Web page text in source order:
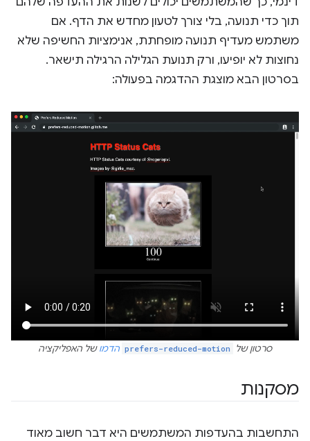
תוך כדי תנועה, בלי צורך לטעון מחדש את הדף. אם
משתמש מעדיף תנועה מופחתת, אנימציות החשיפה שלא
נחוצות לא יופיעו, ורק תנועת הגלילה הרגילה תישאר.
בסרטון הבא מוצגת ההדגמה בפעולה:
סרטון של prefers-reduced-motion הדמושל האפליקציה
מסקנות
התחשבות בהעדפות המשתמשים היא דבר חשוב מאוד